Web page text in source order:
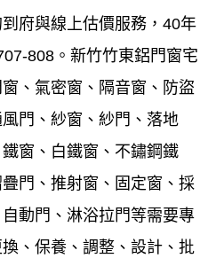
將門窗服務，深入一般社
質要求嚴格，對於施工前
，工廠自營，所以能將最
客戶，我們希望為客戶創
您的門窗問題交給鋁門窗
為了能夠提供更好的門窗品
鋁門窗工程宅急便不斷的求
施工品質，達到舒適安全
府與線上估價服務，40年
808。新竹竹東鋁門窗宅
、氣密窗、隔音窗、防盜
門、紗窗、紗門、落地
窗、白鐵窗、不鏽鋼鐵
門、推射窗、固定窗、採
動門、淋浴拉門等需要專
、保養、調整、設計、批